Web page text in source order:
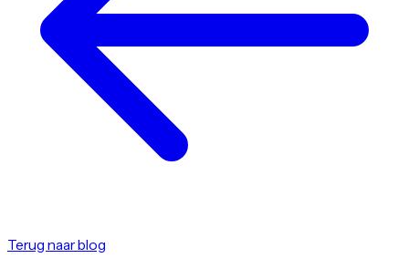
Terug naar blog